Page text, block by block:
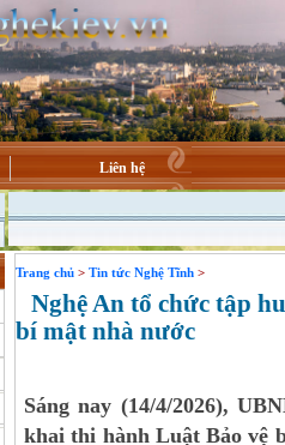
Liên hệ
Trang chủ > Tin tức Nghệ Tĩnh >
Nghệ An tổ chức tập
bí mật nhà nước
Sáng nay (14/4/2026),
khai thi hành Luật Bảo vệ